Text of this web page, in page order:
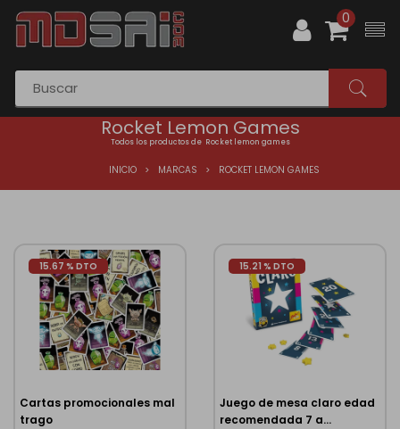
0
Rocket Lemon Games
Todos los productos de Rocket lemon games
INICIO MARCAS ROCKET LEMON GAMES
15.67 % DTO
Cartas promocionales mal
trago
15.21 % DTO
Juego de mesa claro edad
recomendada 7 a...